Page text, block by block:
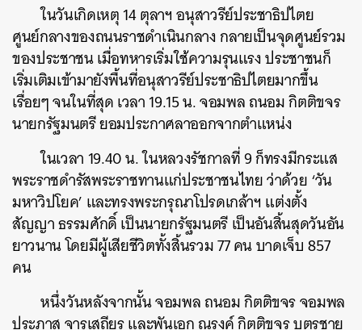
ในวันเกิดเหตุ 14 ตุลาฯ อนุสาวรีย์ประชาธิปไตย
ศูนย์กลางของถนนราชดำเนินกลาง กลายเป็นจุดศูนย์รวม
ของประชาชน เมื่อทหารเริ่มใช้ความรุนแรง ประชาชนก็
เริ่มเติมเข้ามายังพื้นที่อนุสาวรีย์ประชาธิปไตยมากขึ้น
เรื่อยๆ จนในที่สุด เวลา 19.15 น. จอมพล ถนอม กิตติขจร
นายกรัฐมนตรี ยอมประกาศลาออกจากตำแหน่ง
ในเวลา 19.40 น. ในหลวงรัชกาลที่ 9 ก็ทรงมีกระแส
พระราชดำรัสพระราชทานแก่ประชาชนไทย ว่าด้วย ‘วัน
มหาวิปโยค’ และทรงพระกรุณาโปรดเกล้าฯ แต่งตั้ง
สัญญา ธรรมศักดิ์ เป็นนายกรัฐมนตรี เป็นอันสิ้นสุดวันอัน
ยาวนาน โดยมีผู้เสียชีวิตทั้งสิ้นรวม 77 คน บาดเจ็บ 857
คน
หนึ่งวันหลังจากนั้น จอมพล ถนอม กิตติขจร จอมพล
ประภาส จารุเสถียร และพันเอก ณรงค์ กิตติขจร บุตรชาย